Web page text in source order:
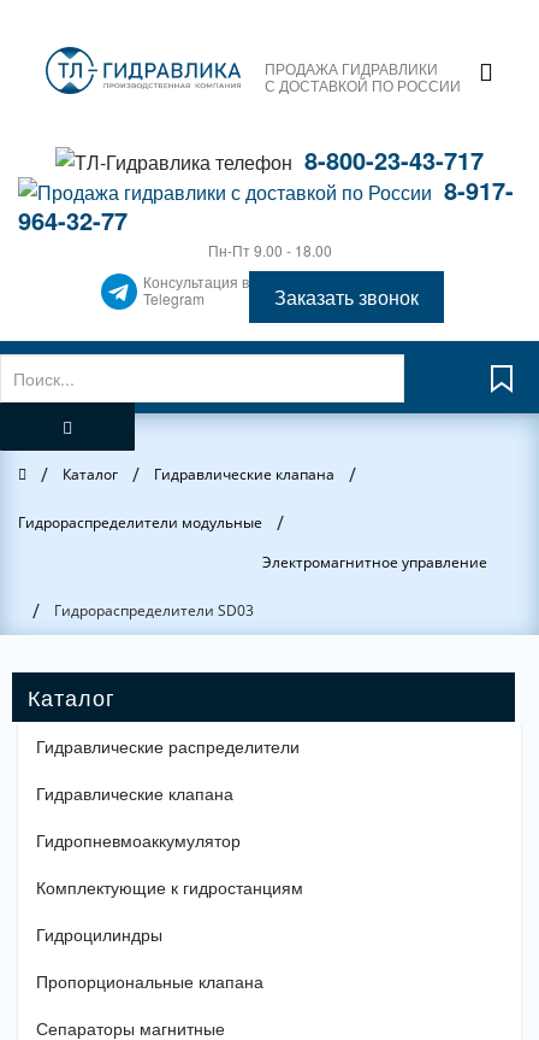
ПРОДАЖА ГИДРАВЛИКИ
С ДОСТАВКОЙ ПО РОССИИ
8-800-23-43-717
8-917-
964-32-77
Пн-Пт 9.00 - 18.00
Консультация в
Telegram
Заказать звонок
Главная
/ Каталог / Гидравлические клапана /
Гидрораспределители модульные /
Электромагнитное управление
/ Гидрораспределители SD03
Гидравлические распределители
Гидравлические клапана
Гидропневмоаккумулятор
Комплектующие к гидростанциям
Гидроцилиндры
Пропорциональные клапана
Сепараторы магнитные